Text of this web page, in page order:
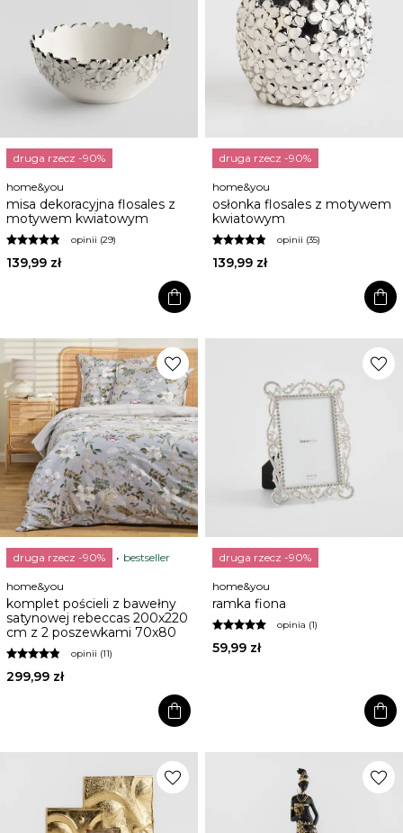
druga rzecz -90%
home&you
misa dekoracyjna flosales z
motywem kwiatowym
opinii (29)
139,99 zł
shopping_bag
druga rzecz -90%
home&you
osłonka flosales z motywem
kwiatowym
opinii (35)
139,99 zł
shopping_bag
favorite
druga rzecz -90% bestseller
home&you
komplet pościeli z bawełny
satynowej rebeccas 200x220
cm z 2 poszewkami 70x80
opinii (11)
299,99 zł
shopping_bag
favorite
druga rzecz -90%
home&you
ramka fiona
opinia (1)
59,99 zł
shopping_bag
favorite favorite